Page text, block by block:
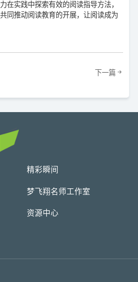
在实践中探索有效的阅读指导方法，
同推动阅读教育的开展，让阅读成为
下一篇
精彩瞬间
梦飞翔名师工作室
资源中心